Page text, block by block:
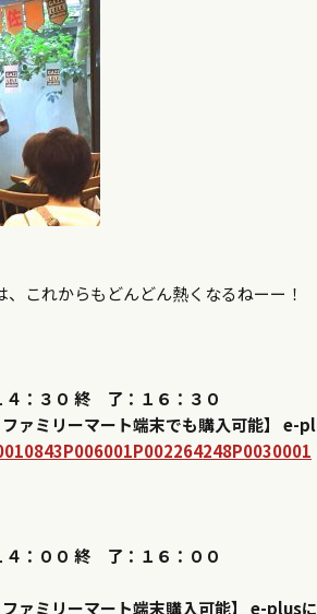
これからもどんどん熱くなるねーー
：３０ 終 了：１６：３０
ファミリーマート端末でも購入可能】
：００ 終 了：１６：００
ファミリーマート端末購入可能】 e-